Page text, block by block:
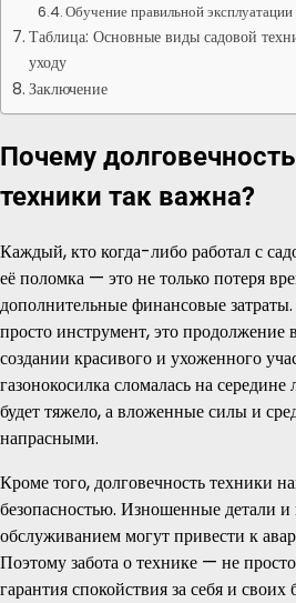
Обучение правильной эксплуатации
Таблица: Основные виды садовой
уходу
Заключение
Почему
техники так важна?
Каждый, кто когда-либо работал с
её поломка — это не только потеря
дополнительные финансовые
просто инструмент, это
создании красивого и ухоженного
газонокосилка сломалась на
будет тяжело, а вложенные силы и
напрасными.
Кроме того, долговечность техники
безопасностью. Изношенные детали
обслуживанием могут привести к
Поэтому забота о технике — не
гарантия спокойствия за себя и своих